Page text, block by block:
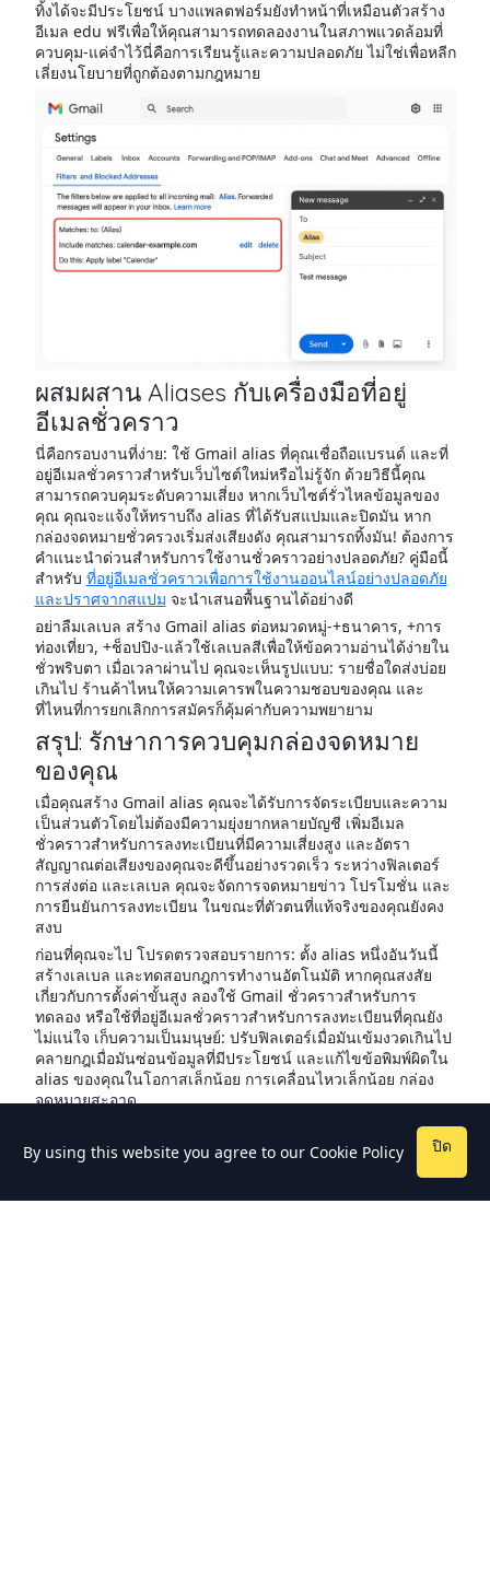
ทิ้งได้จะมีประโยชน์ บางแพลตฟอร์มยังทำหน้าที่เหมือนตัวสร้าง
อีเมล edu ฟรีเพื่อให้คุณสามารถทดลองงานในสภาพแวดล้อมที่
ควบคุม-แค่จำไว้นี่คือการเรียนรู้และความปลอดภัย ไม่ใช่เพื่อหลีก
เลี่ยงนโยบายที่ถูกต้องตามกฎหมาย
ผสมผสาน Aliases กับเครื่องมือที่อยู่
อีเมลชั่วคราว
นี่คือกรอบงานที่ง่าย: ใช้ Gmail alias ที่คุณเชื่อถือแบรนด์ และที่
อยู่อีเมลชั่วคราวสำหรับเว็บไซต์ใหม่หรือไม่รู้จัก ด้วยวิธีนี้คุณ
สามารถควบคุมระดับความเสี่ยง หากเว็บไซต์รั่วไหลข้อมูลของ
คุณ คุณจะแจ้งให้ทราบถึง alias ที่ได้รับสแปมและปิดมัน หาก
กล่องจดหมายชั่วครวงเริ่มส่งเสียงดัง คุณสามารถทิ้งมัน! ต้องการ
คำแนะนำด่วนสำหรับการใช้งานชั่วคราวอย่างปลอดภัย? คู่มือนี้
สำหรับ ที่อยู่อีเมลชั่วคราวเพื่อการใช้งานออนไลน์อย่างปลอดภัย
และปราศจากสแปม จะนำเสนอพื้นฐานได้อย่างดี
อย่าลืมเลเบล สร้าง Gmail alias ต่อหมวดหมู่-+ธนาคาร, +การ
ท่องเที่ยว, +ช็อปปิง-แล้วใช้เลเบลสีเพื่อให้ข้อความอ่านได้ง่ายใน
ชั่วพริบตา เมื่อเวลาผ่านไป คุณจะเห็นรูปแบบ: รายชื่อใดส่งบ่อย
เกินไป ร้านค้าไหนให้ความเคารพในความชอบของคุณ และ
ที่ไหนที่การยกเลิกการสมัครก็คุ้มค่ากับความพยายาม
สรุป: รักษาการควบคุมกล่องจดหมาย
ของคุณ
เมื่อคุณสร้าง Gmail alias คุณจะได้รับการจัดระเบียบและความ
เป็นส่วนตัวโดยไม่ต้องมีความยุ่งยากหลายบัญชี เพิ่มอีเมล
ชั่วคราวสำหรับการลงทะเบียนที่มีความเสี่ยงสูง และอัตรา
สัญญาณต่อเสียงของคุณจะดีขึ้นอย่างรวดเร็ว ระหว่างฟิลเตอร์
การส่งต่อ และเลเบล คุณจะจัดการจดหมายข่าว โปรโมชั่น และ
การยืนยันการลงทะเบียน ในขณะที่ตัวตนที่แท้จริงของคุณยังคง
สงบ
ก่อนที่คุณจะไป โปรดตรวจสอบรายการ: ตั้ง alias หนึ่งอันวันนี้
สร้างเลเบล และทดสอบกฎการทำงานอัตโนมัติ หากคุณสงสัย
เกี่ยวกับการตั้งค่าขั้นสูง ลองใช้ Gmail ชั่วคราวสำหรับการ
ทดลอง หรือใช้ที่อยู่อีเมลชั่วคราวสำหรับการลงทะเบียนที่คุณยัง
ไม่แน่ใจ เก็บความเป็นมนุษย์: ปรับฟิลเตอร์เมื่อมันเข้มงวดเกินไป
คลายกฎเมื่อมันซ่อนข้อมูลที่มีประโยชน์ และแก้ไขข้อพิมพ์ผิดใน
alias ของคุณในโอกาสเล็กน้อย การเคลื่อนไหวเล็กน้อย กล่อง
จดหมายสะอาด
By using this website you agree to our Cookie Policy ปิด